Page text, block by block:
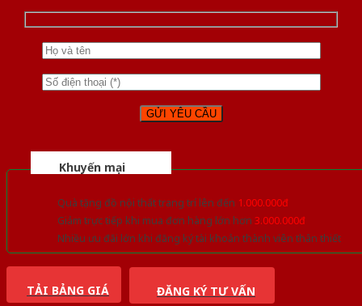
Khuyến mại
Quà tặng đồ nội thất trang trí lên đến 1.000.000đ
Giảm trực tiếp khi mua đơn hàng lớn hơn 3.000.000đ
Nhiều ưu đãi lớn khi đăng ký tài khoản thành viên thân thiết
TẢI BẢNG GIÁ ĐĂNG KÝ TƯ VẤN